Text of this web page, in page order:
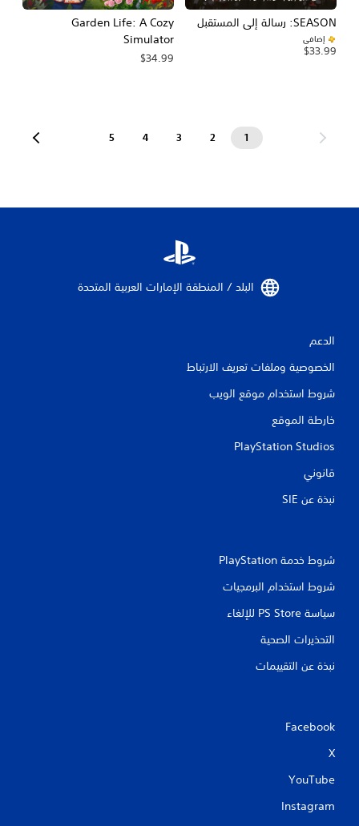
SEASON: رسالة إلى المستقبل
إضافي
$33.99
Garden Life: A Cozy
Simulator
$34.99
1
2
3
4
5
البلد / المنطقة الإمارات العربية المتحدة‏
الدعم
الخصوصية وملفات تعريف الارتباط
شروط استخدام موقع الويب
خارطة الموقع
PlayStation Studios
قانوني
نبذة عن SIE‏
شروط خدمة PlayStation‏
شروط استخدام البرمجيات
سياسة PS Store للإلغاء
التحذيرات الصحية
نبذة عن التقييمات
Facebook
X
YouTube
Instagram